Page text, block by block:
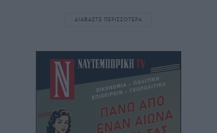
ΔΙΑΒΑΣΤΕ ΠΕΡΙΣΣΟΤΕΡΑ